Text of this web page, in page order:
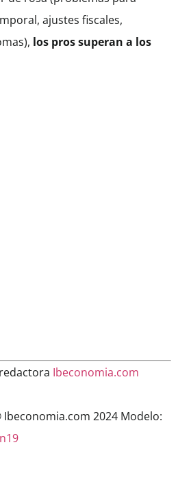
ajustes fiscales,
los pros superan a los
Ibeconomia.com
2024 Modelo: